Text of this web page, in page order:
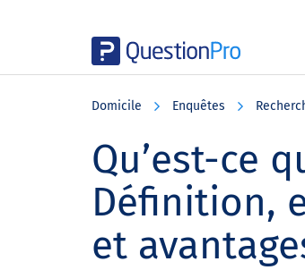
Domicile Enquêtes
Qu’est-ce
Définition,
et